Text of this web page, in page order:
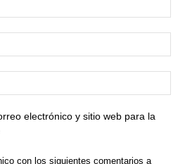
electrónico y sitio web para la
con los siguientes comentarios a